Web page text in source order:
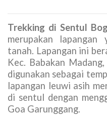
Trekking di Sentul
merupakan
tanah. Lapangan ini
Kec. Babakan
digunakan sebagai
lapangan leuwi asih
di sentul dengan
Goa Garunggang.